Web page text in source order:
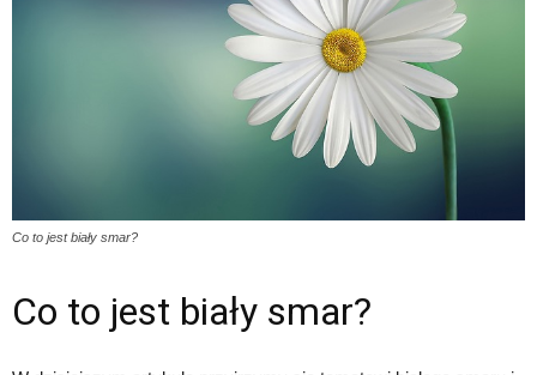
Co to jest biały smar?
Co to jest biały smar?